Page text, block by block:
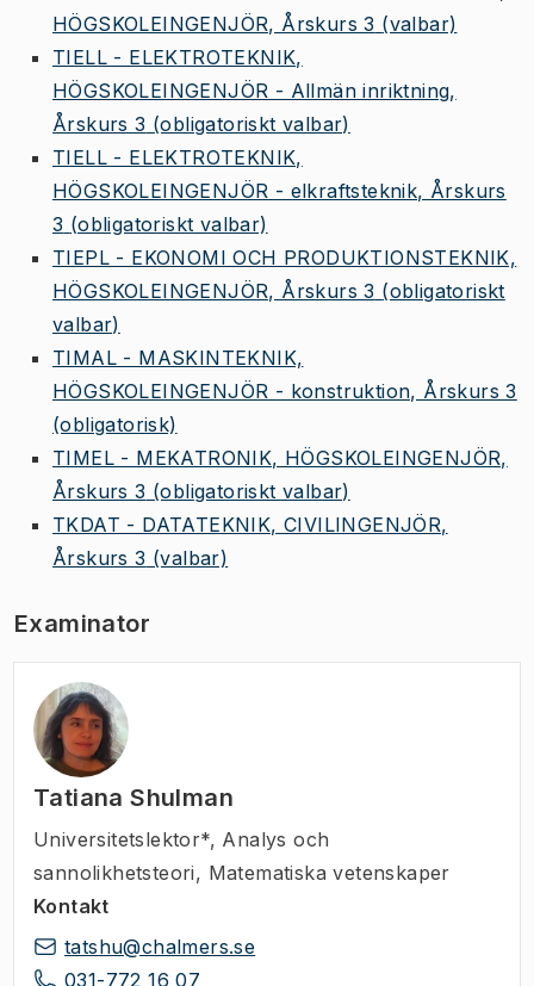
HÖGSKOLEINGENJÖR, Årskurs 3 (valbar)
TIELL - ELEKTROTEKNIK,
HÖGSKOLEINGENJÖR - Allmän inriktning,
Årskurs 3 (obligatoriskt valbar)
TIELL - ELEKTROTEKNIK,
HÖGSKOLEINGENJÖR - elkraftsteknik, Årskurs
3 (obligatoriskt valbar)
TIEPL - EKONOMI OCH PRODUKTIONSTEKNIK,
HÖGSKOLEINGENJÖR, Årskurs 3 (obligatoriskt
valbar)
TIMAL - MASKINTEKNIK,
HÖGSKOLEINGENJÖR - konstruktion, Årskurs 3
(obligatorisk)
TIMEL - MEKATRONIK, HÖGSKOLEINGENJÖR,
Årskurs 3 (obligatoriskt valbar)
TKDAT - DATATEKNIK, CIVILINGENJÖR,
Årskurs 3 (valbar)
Examinator
Tatiana Shulman
Universitetslektor*, Analys och
sannolikhetsteori, Matematiska vetenskaper
Kontakt
tatshu@chalmers.se
031-772 16 07